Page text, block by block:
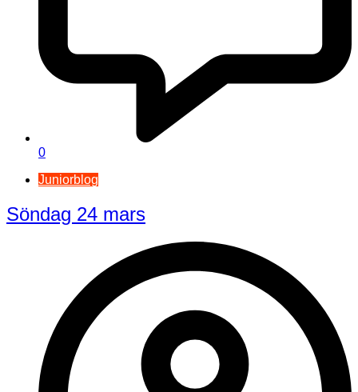
0
Juniorblog
Söndag 24 mars